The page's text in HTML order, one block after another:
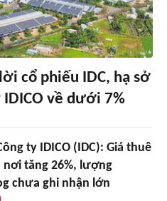
cổ phiếu IDC, hạ sở
IDICO về dưới 7%
ty IDICO (IDC): Giá thuê
nơi tăng 26%, lượng
chưa ghi nhận lớn